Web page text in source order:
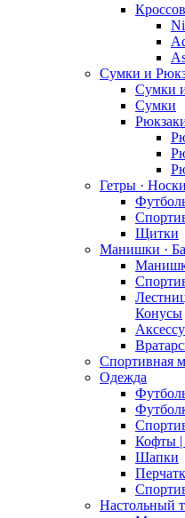
Сумки и
Сумки
Сумки
Гетры ·
Щитки
Манишки ·
Конусы
Спортивная
Одежда
Кофты |
Шапки
Настольный